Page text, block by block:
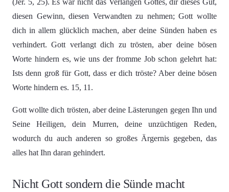
diesen Gewinn, diesen Verwandten zu nehmen; Gott wollte
dich in allem glücklich machen, aber deine Sünden haben es
verhindert. Gott verlangt dich zu trösten, aber deine bösen
Worte hindern es, wie uns der fromme Job schon gelehrt hat:
Ists denn groß für Gott, dass er dich tröste? Aber deine bösen
Worte hindern es. 15, 11.
Gott wollte dich trösten, aber deine Lästerungen gegen Ihn und
Seine Heiligen, dein Murren, deine unzüchtigen Reden,
wodurch du auch anderen so großes Ärgernis gegeben, das
alles hat Ihn daran gehindert.
Nicht Gott sondern die Sünde macht